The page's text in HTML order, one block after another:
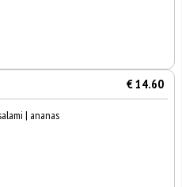
€ 14.60
| ananas